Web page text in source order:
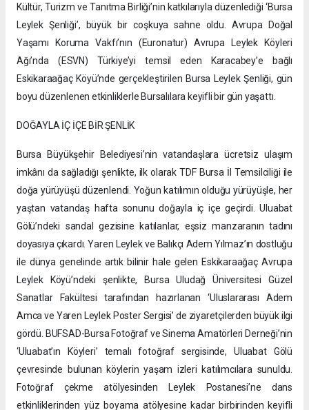
Kültür, Turizm ve Tanıtma Birliği’nin katkılarıyla düzenlediği ‘Bursa
Leylek Şenliği’, büyük bir coşkuya sahne oldu. Avrupa Doğal
Yaşamı Koruma Vakfı’nın (Euronatur) Avrupa Leylek Köyleri
Ağı’nda (ESVN) Türkiye’yi temsil eden Karacabey’e bağlı
Eskikaraağaç Köyü’nde gerçekleştirilen Bursa Leylek Şenliği, gün
boyu düzenlenen etkinliklerle Bursalılara keyifli bir gün yaşattı.
DOĞAYLA İÇ İÇE BİR ŞENLİK
Bursa Büyükşehir Belediyesi’nin vatandaşlara ücretsiz ulaşım
imkânı da sağladığı şenlikte, ilk olarak TDF Bursa İl Temsilciliği ile
doğa yürüyüşü düzenlendi. Yoğun katılımın olduğu yürüyüşle, her
yaştan vatandaş hafta sonunu doğayla iç içe geçirdi. Uluabat
Gölü’ndeki sandal gezisine katılanlar, eşsiz manzaranın tadını
doyasıya çıkardı. Yaren Leylek ve Balıkçı Adem Yılmaz’ın dostluğu
ile dünya genelinde artık bilinir hale gelen Eskikaraağaç Avrupa
Leylek Köyü’ndeki şenlikte, Bursa Uludağ Üniversitesi Güzel
Sanatlar Fakültesi tarafından hazırlanan ‘Uluslararası Adem
Amca ve Yaren Leylek Poster Sergisi’ de ziyaretçilerden büyük ilgi
gördü. BUFSAD-Bursa Fotoğraf ve Sinema Amatörleri Derneği’nin
‘Uluabat’ın Köyleri’ temalı fotoğraf sergisinde, Uluabat Gölü
çevresinde bulunan köylerin yaşam izleri katılımcılara sunuldu.
Fotoğraf çekme atölyesinden Leylek Postanesi’ne dans
etkinliklerinden yüz boyama atölyesine kadar birbirinden keyifli